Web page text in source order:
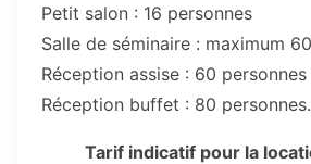
Petit salon : 16 personnes
Salle de séminaire : maximum
Réception assise : 60 personnes
Réception buffet : 80 personnes.
Tarif indicatif pour la